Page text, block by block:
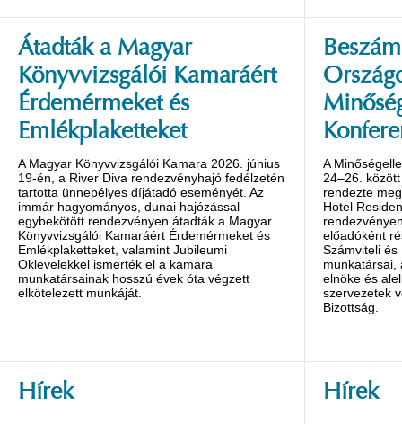
Átadták a Magyar
Könyvvizsgálói Kamaráért
Érdemérmeket és
Emlékplaketteket
A Magyar Könyvvizsgálói Kamara 2026. június
19-én, a River Diva rendezvényhajó fedélzetén
tartotta ünnepélyes díjátadó eseményét. Az
immár hagyományos, dunai hajózással
egybekötött rendezvényen átadták a Magyar
Könyvvizsgálói Kamaráért Érdemérmeket és
Emlékplaketteket, valamint Jubileumi
Oklevelekkel ismerték el a kamara
munkatársainak hosszú évek óta végzett
elkötelezett munkáját.
A
24–26.
rendezte
Hotel
előadóként
Számviteli és
munkatársai,
elnöke és
szervezetek
Bizottság.
Hírek Hírek